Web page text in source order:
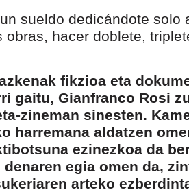
sueldo dedicándote solo
obras, hacer doblete,
fikzioa eta
gaitu, Gianfranco Rosi
zineman sinesten.
harremana aldatzen
ezinezkoa da
egia omen da,
arteko